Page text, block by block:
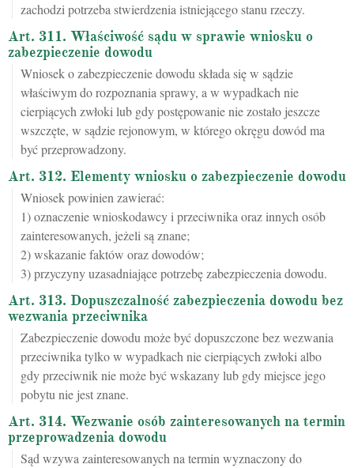
zachodzi potrzeba stwierdzenia istniejącego stanu rzeczy.
Art. 311. Właściwość sądu w sprawie wniosku o
zabezpieczenie dowodu
Wniosek o zabezpieczenie dowodu składa się w sądzie
właściwym do rozpoznania sprawy, a w wypadkach nie
cierpiących zwłoki lub gdy postępowanie nie zostało jeszcze
wszczęte, w sądzie rejonowym, w którego okręgu dowód ma
być przeprowadzony.
Art. 312. Elementy wniosku o zabezpieczenie dowodu
Wniosek powinien zawierać:
1) oznaczenie wnioskodawcy i przeciwnika oraz innych osób
zainteresowanych, jeżeli są znane;
2) wskazanie faktów oraz dowodów;
3) przyczyny uzasadniające potrzebę zabezpieczenia dowodu.
Art. 313. Dopuszczalność zabezpieczenia dowodu bez
wezwania przeciwnika
Zabezpieczenie dowodu może być dopuszczone bez wezwania
przeciwnika tylko w wypadkach nie cierpiących zwłoki albo
gdy przeciwnik nie może być wskazany lub gdy miejsce jego
pobytu nie jest znane.
Art. 314. Wezwanie osób zainteresowanych na termin
przeprowadzenia dowodu
Sąd wzywa zainteresowanych na termin wyznaczony do